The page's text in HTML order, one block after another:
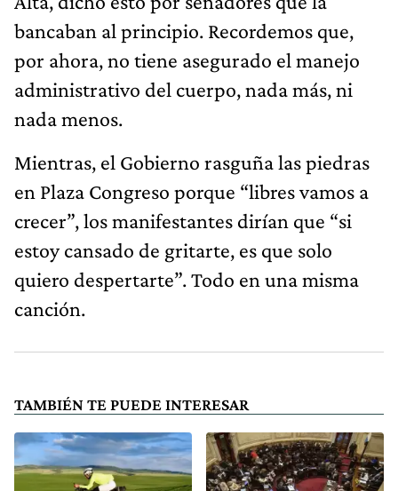
bancaban al principio. Recordemos que,
por ahora, no tiene asegurado el manejo
administrativo del cuerpo, nada más, ni
nada menos.
Mientras, el Gobierno rasguña las piedras
en Plaza Congreso porque “libres vamos a
crecer”, los manifestantes dirían que “si
estoy cansado de gritarte, es que solo
quiero despertarte”. Todo en una misma
canción.
TAMBIÉN TE PUEDE INTERESAR